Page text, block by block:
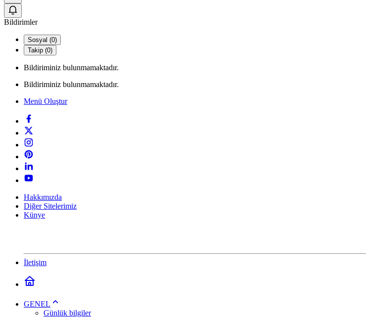
Bildirimler
Sosyal (0)
Takip (0)
Bildiriminiz bulunmamaktadır.
Bildiriminiz bulunmamaktadır.
Menü Oluştur
Hakkımızda
Diğer Sitelerimiz
Künye
İletişim
GENEL
Günlük bilgiler